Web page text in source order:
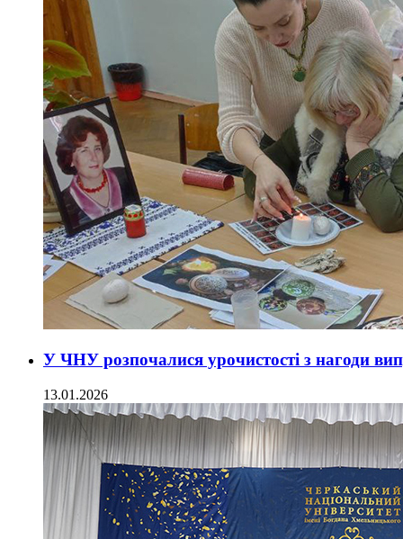
У ЧНУ розпочалися урочистості з нагоди
13.01.2026